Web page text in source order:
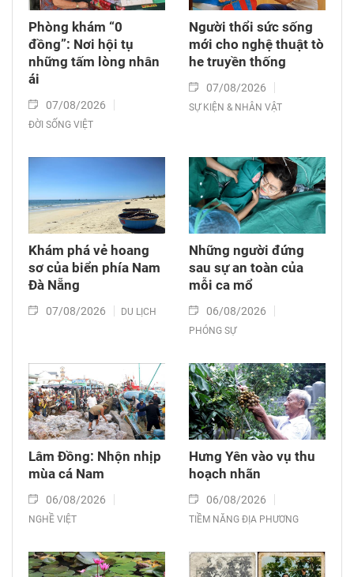
Phòng khám “0
đồng”: Nơi hội tụ
những tấm lòng nhân
ái
07/08/2026
ĐỜI SỐNG VIỆT
Người thổi sức sống
mới cho nghệ thuật tò
he truyền thống
07/08/2026
SỰ KIỆN & NHÂN VẬT
Khám phá vẻ hoang
sơ của biển phía Nam
Đà Nẵng
07/08/2026 DU LỊCH
Những người đứng
sau sự an toàn của
mỗi ca mổ
06/08/2026
PHÓNG SỰ
Lâm Đồng: Nhộn nhịp
mùa cá Nam
06/08/2026
NGHỀ VIỆT
Hưng Yên vào vụ thu
hoạch nhãn
06/08/2026
TIỀM NĂNG ĐỊA PHƯƠNG